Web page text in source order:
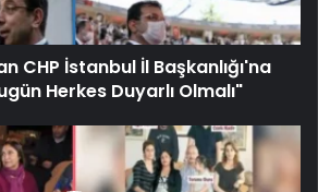
CHP İstanbul İl Başkanlığı'na
Herkes Duyarlı Olmalı"